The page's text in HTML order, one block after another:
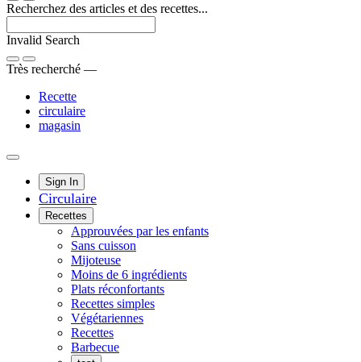
Recherchez des articles et des recettes...
Invalid Search
Submit
Très recherché —
Recette
circulaire
magasin
Main
Menu
Sign In
Circulaire
Recettes
Approuvées par les enfants
Sans cuisson
Mijoteuse
Moins de 6 ingrédients
Plats réconfortants
Recettes simples
Végétariennes
Recettes
Barbecue